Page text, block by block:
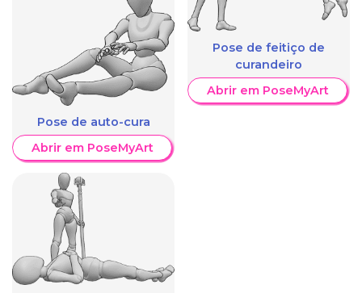
Pose de auto-cura
Abrir em PoseMyArt
Pose de feitiço de
curandeiro
Abrir em PoseMyArt